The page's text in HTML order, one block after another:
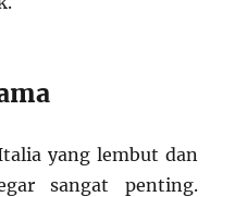
yang lembut dan
sangat penting.